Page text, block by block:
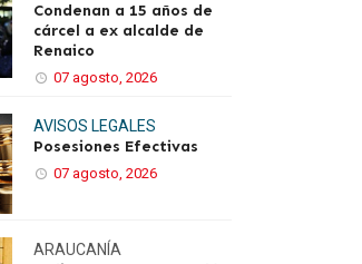
Condenan a 15 años de
cárcel a ex alcalde de
Renaico
07 agosto, 2026
AVISOS LEGALES
Posesiones Efectivas
07 agosto, 2026
ARAUCANÍA